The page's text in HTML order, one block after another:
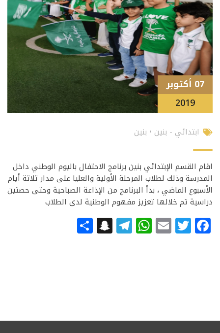
07 أكتوبر
2019
ابتدائي - بنين • بنين
اقام القسم الإبتدائي بنين برنامج الاحتفال باليوم الوطني داخل
المدرسة وذلك لطلاب المرحلة الأولية والعليا على مدار ثلاثة أيام
الأسبوع الماضي ، بدأ البرنامج من الإذاعة الصباحية وحتى حصتين
دراسية تم خلالها تعزيز مفهوم الوطنية لدى الطلاب
Facebook
Twitter
Email
WhatsApp
Telegram
Snapchat